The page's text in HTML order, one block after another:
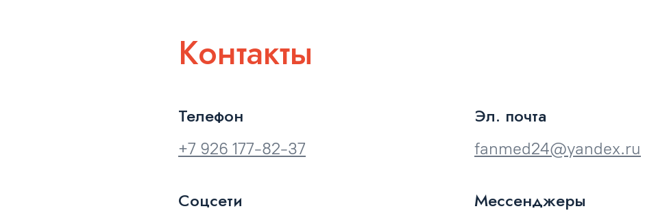
Контакты
Телефон
+7 926 177-82-37
Эл. почта
fanmed24@yandex.ru
Соцсети Мессенджеры